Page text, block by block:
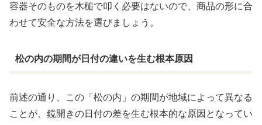
容器そのものを木槌で叩く必要はないので、商品の形に合
わせて安全な方法を選びましょう。
松の内の期間が日付の違いを生む根本原因
前述の通り、この「松の内」の期間が地域によって異なる
ことが、鏡開きの日付の差を生む根本的な原因となってい